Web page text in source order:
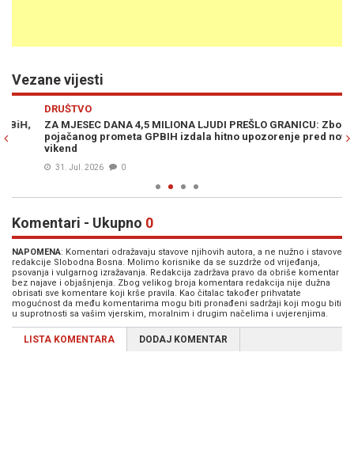
Vezane vijesti
DRUŠTVO
ZA MJESEC DANA 4,5 MILIONA LJUDI PREŠLO GRANICU: Zbog
pojačanog prometa GPBIH izdala hitno upozorenje pred novi
vikend
31. Jul. 2026 0
Komentari - Ukupno 0
NAPOMENA: Komentari odražavaju stavove njihovih autora, a ne nužno i stavove
redakcije Slobodna Bosna. Molimo korisnike da se suzdrže od vrijeđanja,
psovanja i vulgarnog izražavanja. Redakcija zadržava pravo da obriše komentar
bez najave i objašnjenja. Zbog velikog broja komentara redakcija nije dužna
obrisati sve komentare koji krše pravila. Kao čitalac također prihvatate
mogućnost da među komentarima mogu biti pronađeni sadržaji koji mogu biti
u suprotnosti sa vašim vjerskim, moralnim i drugim načelima i uvjerenjima.
LISTA KOMENTARA DODAJ KOMENTAR